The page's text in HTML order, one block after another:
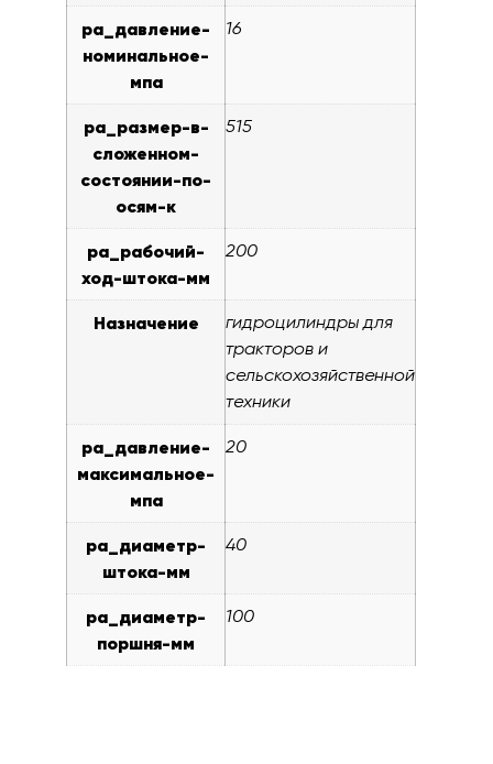
pa_давление-
номинальное-
мпа
16
pa_размер-в-
сложенном-
состоянии-по-
осям-к
515
pa_рабочий-
ход-штока-мм
200
Назначение
гидроцилиндры для
тракторов и
сельскохозяйственной
техники
pa_давление-
максимальное-
мпа
20
pa_диаметр-
штока-мм
40
pa_диаметр-
поршня-мм
100